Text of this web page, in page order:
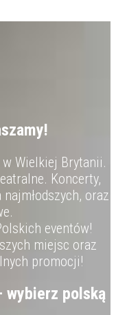
Wielkiej Brytanii.
Koncerty,
oraz
eventów!
miejsc oraz
promocji!
wybierz polską